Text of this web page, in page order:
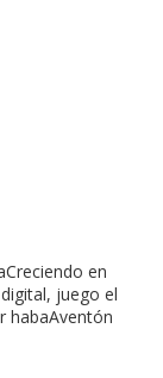
en
juego el
habaAventón